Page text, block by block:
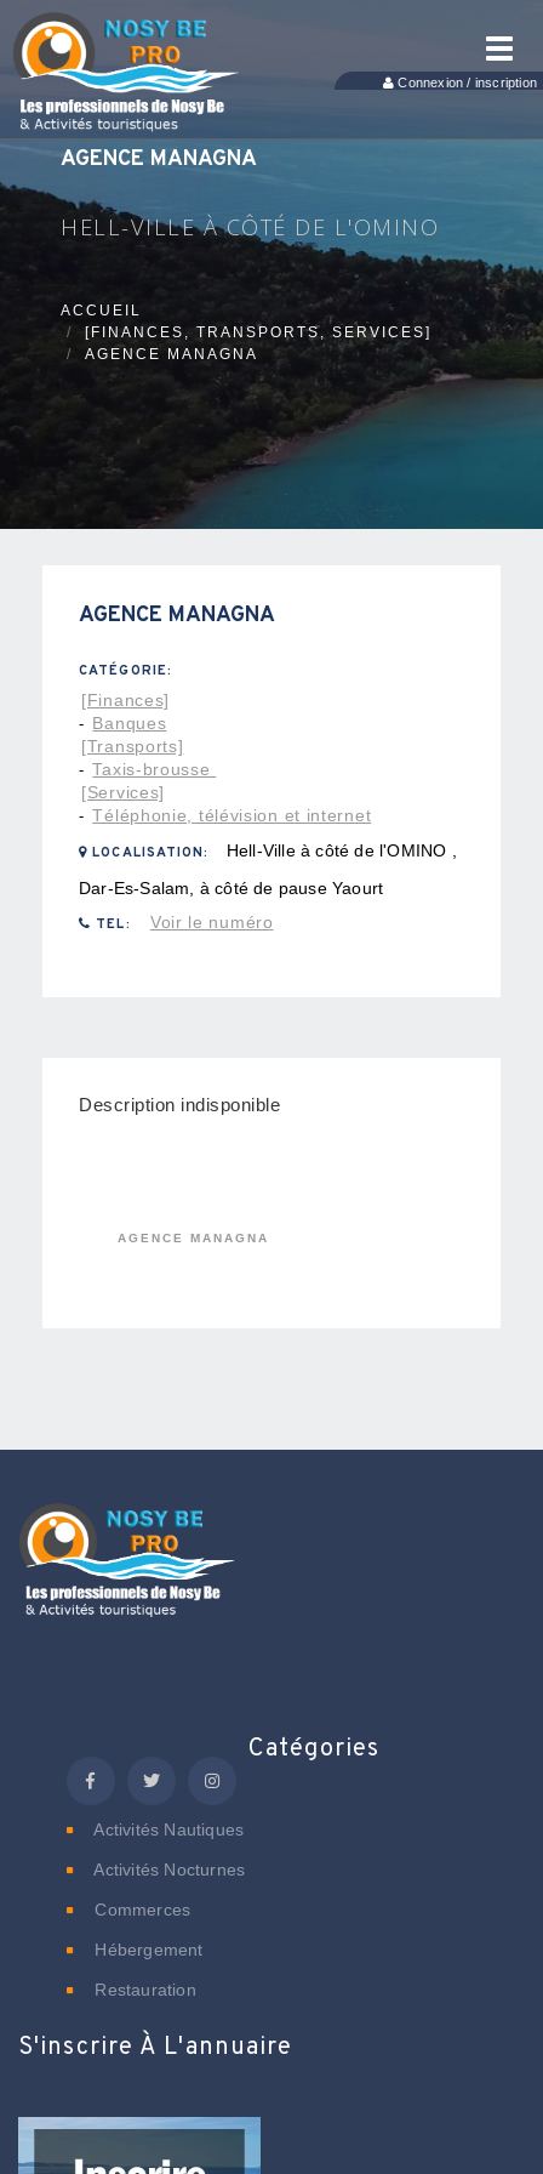
Connexion / inscription
AGENCE MANAGNA
HELL-VILLE À CÔTÉ DE L'OMINO
ACCUEIL
[FINANCES, TRANSPORTS, SERVICES]
AGENCE MANAGNA
AGENCE MANAGNA
CATÉGORIE:
[Finances]
- Banques
[Transports]
- Taxis-brousse
[Services]
- Téléphonie, télévision et internet
LOCALISATION:
Hell-Ville à côté de l'OMINO ,
Dar-Es-Salam, à côté de pause Yaourt
TEL: Voir le numéro
Description indisponible
AGENCE MANAGNA
Catégories
Activités Nautiques
Activités Nocturnes
Commerces
Hébergement
Restauration
S'inscrire À L'annuaire